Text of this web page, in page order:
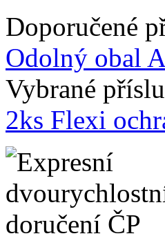
Doporučené
Odolný obal
Vybrané
2ks Flexi